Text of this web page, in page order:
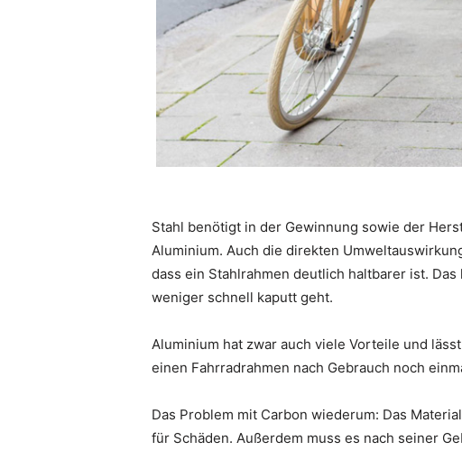
Stahl benötigt in der Gewinnung sowie der
Aluminium. Auch die direkten
dass ein Stahlrahmen deutlich haltbarer ist.
weniger schnell kaputt geht.
Aluminium hat zwar auch viele Vorteile und
einen Fahrradrahmen nach Gebrauch noch
Das Problem mit Carbon wiederum: Das
für Schäden. Außerdem muss es nach seiner